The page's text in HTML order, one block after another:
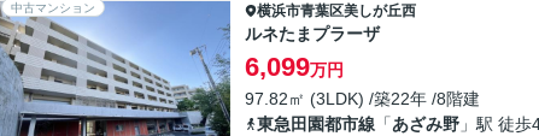
中古マンション 横浜市青葉区美しが丘西
ルネたまプラーザ
6,099万円
97.82㎡ (3LDK) /築22年 /8階建
東急田園都市線 「あざみ野 」駅 徒歩